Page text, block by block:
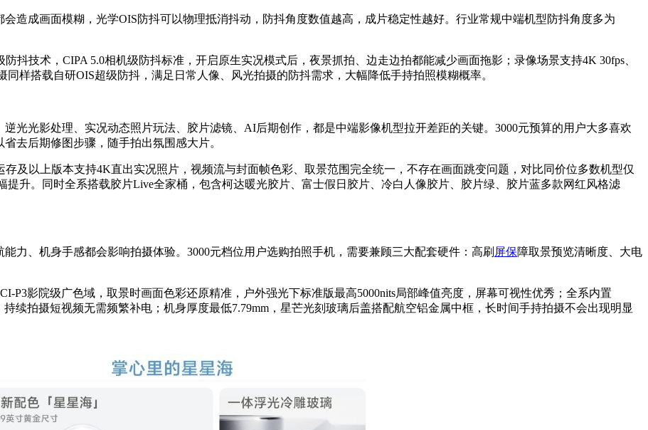
造成画面模糊，光学OIS防抖可以物理抵消抖动，防抖角度数值越高，成片稳定性越好。行业常规中端机型防抖角度多为
抖技术，CIPA 5.0相机级防抖标准，开启原生实况模式后，夜景抓拍、边走边拍都能减少画面拖影；录像场景支持4K 30fps、
样搭载自研OIS超级防抖，满足日常人像、风光拍摄的防抖需求，大幅降低手持拍照模糊概率。
光光影处理、实况动态照片玩法、胶片滤镜、AI后期创作，都是中端影像机型拉开差距的关键。3000元预算的用户大多喜欢
去后期修图步骤，随手拍出氛围感大片。
及以上版本支持4K直出实况照片，视频流与封面帧色彩、取景范围完全统一，不存在画面跳变问题，对比同价位多数机型仅
升。同时全系搭载胶片Live全家桶，包含柯达暖光胶片、富士假日胶片、冷白人像胶片、胶片绿、胶片蓝多款网红风格滤
力、机身手感都会影响拍摄体验。3000元档位用户选购拍照手机，需要兼顾三大配套硬件：高刷 屏保障取景预览清晰度、大电
P3影院级广色域，取景时画面色彩还原精准，户外强光下标准版最高5000nits局部峰值亮度，屏幕可视性优秀；全系内置
续拍摄短视频无需频繁补电；机身厚度最低7.79mm，星芒光刻玻璃后盖搭配航空铝金属中框，长时间手持拍摄不会出现明显